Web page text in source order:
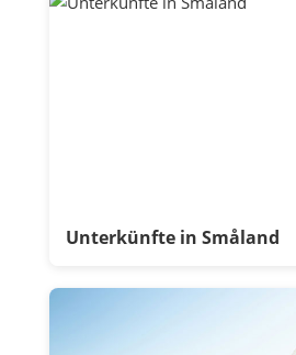
Unterkünfte in Småland